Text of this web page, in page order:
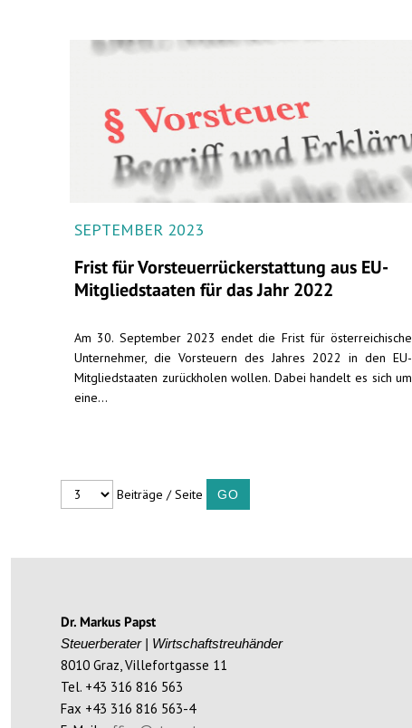
SEPTEMBER 2023
Frist für Vorsteuerrückerstattung aus EU-
Mitgliedstaaten für das Jahr 2022
Am 30. September 2023 endet die Frist für österreichische
Unternehmer, die Vorsteuern des Jahres 2022 in den EU-
Mitgliedstaaten zurückholen wollen. Dabei handelt es sich um
eine...
Beiträge / Seite
Dr. Markus Papst
Steuerberater | Wirtschaftstreuhänder
8010 Graz, Villefortgasse 11
Tel. +43 316 816 563
Fax +43 316 816 563-4